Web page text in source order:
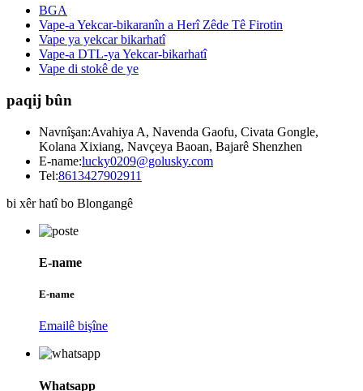
BGA
Vape-a Yekcar-bikaranîn a Herî Zêde Tê Firotin
Vape ya yekcar bikarhatî
Vape-a DTL-ya Yekcar-bikarhatî
Vape di stokê de ye
paqij bûn
Navnîşan:Avahiya A, Navenda Gaofu, Civata Gongle,
Kolana Xixiang, Navçeya Baoan, Bajarê Shenzhen
E-name:lucky0209@golusky.com
Tel:8613427902911
bi xêr hatî bo Blongangê
E-name
E-name
Emailê bişîne
Whatsapp